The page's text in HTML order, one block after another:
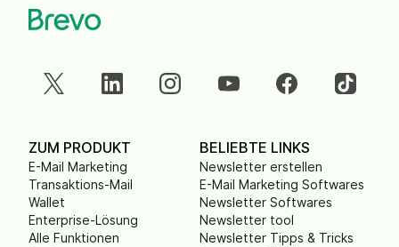
ZUM PRODUKT
E-Mail Marketing
Transaktions-Mail
Wallet
Enterprise-Lösung
Alle Funktionen
BELIEBTE LINKS
Newsletter erstellen
E-Mail Marketing Softwares
Newsletter Softwares
Newsletter tool
Newsletter Tipps & Tricks